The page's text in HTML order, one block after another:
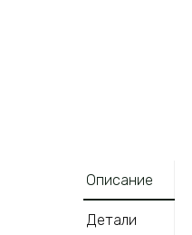
Описание
Детали